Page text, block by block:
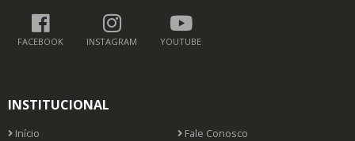
FACEBOOK INSTAGRAM YOUTUBE
INSTITUCIONAL
Início
Fale Conosco